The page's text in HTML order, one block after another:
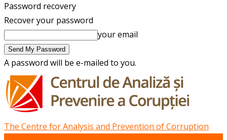
Password recovery
Recover your password
your email
A password will be e-mailed to you.
The Centre for Analysis and Prevention of Corruption